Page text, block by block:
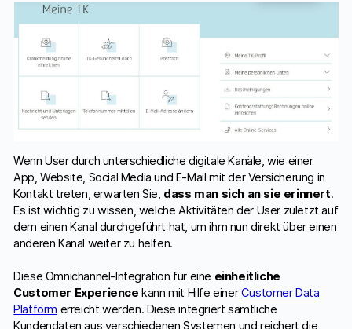
Wenn User durch unterschiedliche digitale Kanäle, wie einer
App, Website, Social Media und E-Mail mit der Versicherung in
Kontakt treten, erwarten Sie, dass man sich an sie erinnert.
Es ist wichtig zu wissen, welche Aktivitäten der User zuletzt auf
dem einen Kanal durchgeführt hat, um ihm nun direkt über einen
anderen Kanal weiter zu helfen.
Diese Omnichannel-Integration für eine einheitliche
Customer Experience kann mit Hilfe einerCustomer Data
Platform erreicht werden. Diese integriert sämtliche
Kundendaten aus verschiedenen Systemen und reichert die